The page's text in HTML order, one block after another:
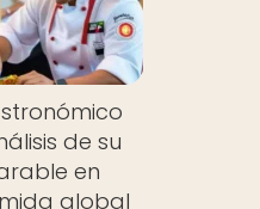
de su
en
global